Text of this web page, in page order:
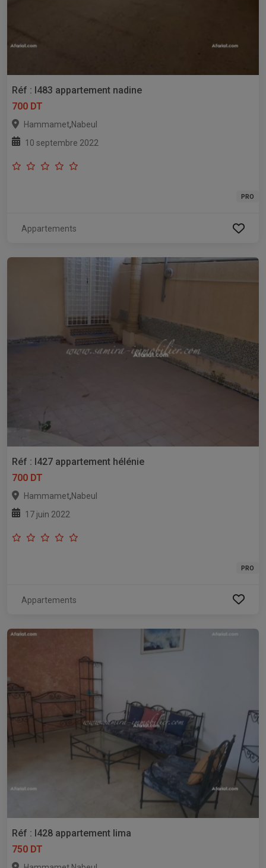
Réf : l483 appartement nadine
700 DT
Hammamet,Nabeul
10 septembre 2022
PRO
Appartements
Réf : l427 appartement hélénie
700 DT
Hammamet,Nabeul
17 juin 2022
PRO
Appartements
Réf : l428 appartement lima
750 DT